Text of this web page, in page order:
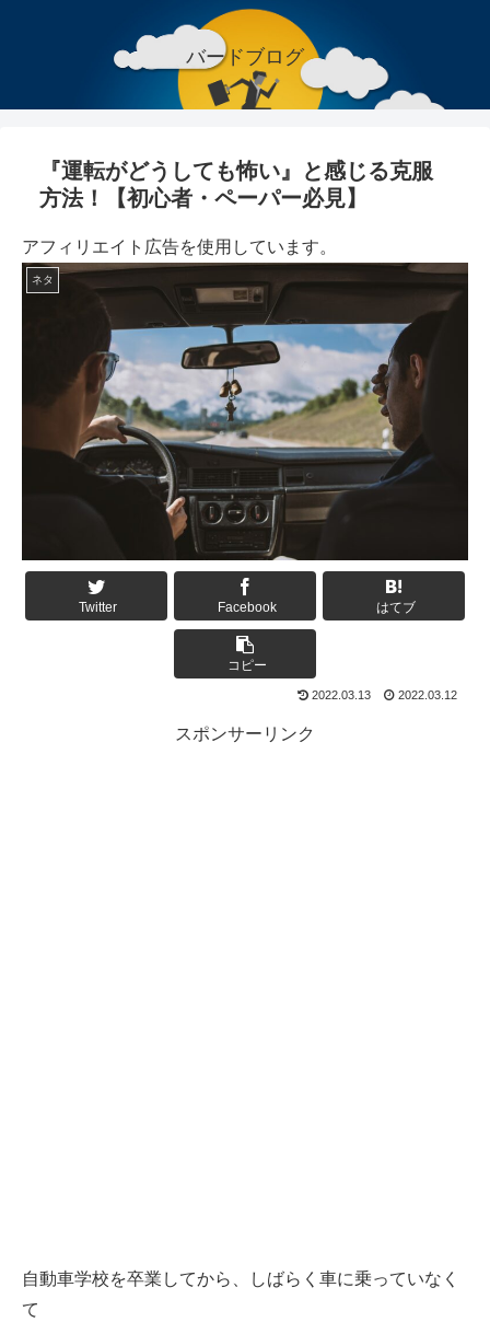
バードブログ
『運転がどうしても怖い』と感じる克服
方法！【初心者・ペーパー必見】
アフィリエイト広告を使用しています。
ネタ
Twitter Facebook はてブ
コピー
2022.03.13 2022.03.12
スポンサーリンク
自動車学校を卒業してから、しばらく車に乗っていなく
て